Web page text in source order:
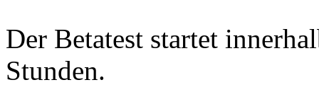
Der Betatest startet
Stunden.